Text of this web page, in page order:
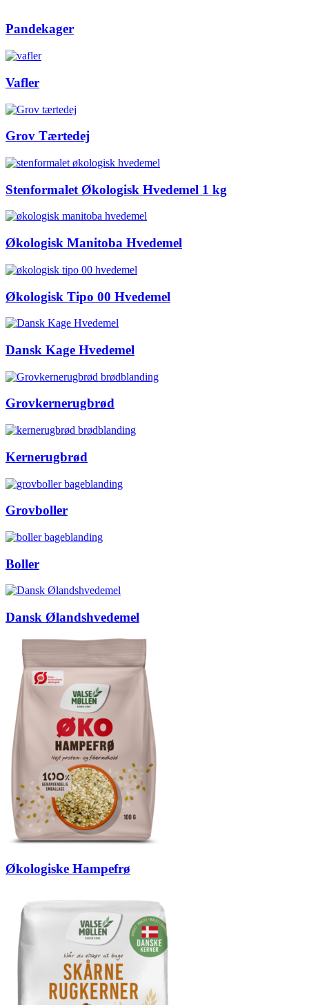
Pandekager
Vafler
Grov Tærtedej
Stenformalet Økologisk Hvedemel 1 kg
Økologisk Manitoba Hvedemel
Økologisk Tipo 00 Hvedemel
Dansk Kage Hvedemel
Grovkernerugbrød
Kernerugbrød
Grovboller
Boller
Dansk Ølandshvedemel
Økologiske Hampefrø